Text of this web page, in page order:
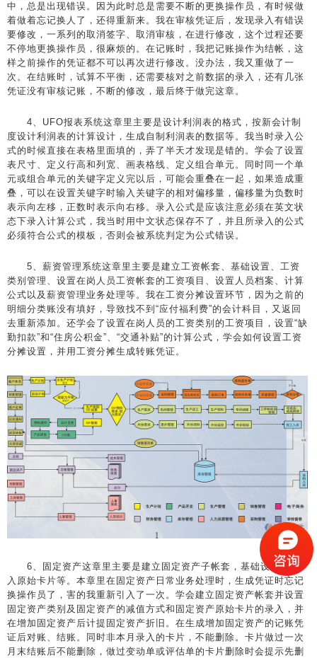
中，总是出现错误。因为此时总是需要不断的更换操作员，有时候做
着做着忘记换人了，还得重新来。我在审核凭证后，发现录入有错误
要修改，一系列的取消签字、取消审核，在进行修改，这个过程还要
不停地更换操作员，很麻烦的。在记账时，我把记账操作为结帐，这
样之前操作的凭证都不可以再次进行修改。没办法，我又重做了一
次。在结账时，试算不平衡，还需要核对之前数据的录入，还有几张
凭证没有审核记账，不断的修改，最后终于做完这章。
4、UFO报表系统这章里主要是设计利润表的格式，按新会计制
度设计利润表的计算设计，生成自制利润表的数据等。我当时录入公
式的时候直接在表格里面填的，弄了半天才发现是错的。学会了设置
表尺寸、定义行高和列宽、画表格线、定义组合单元。同时同一个单
元或组合单元的关键字定义完以后，可能会重叠在一起，如果造成重
叠，可以在设置关键字时输入关键字的相对偏移量，偏移量为负数时
表示向左移，正数时表示向右移。录入公式是应该注意必须在英文状
态下录入计算公式，我当时用中文状态保存不了，并且所录入的公式
必须符合公式的模板，否则会被系统判定为公式错误。
5、薪资管理系统这章里主要是建立工资帐套、基础设置、工资
类别管理、设置在岗人员工资帐套的工资项目、设置人员档案、计算
公式以及薪资管理业务处理等。我在工资分摊设置环节，因为之前的
明细分类账没有填好，导致找不到“应付福利费”的会计科目，又返回
去重新添加。还学会了设置在岗人员的工资类别的工资项目，设置“缺
勤扣款”和“住房公积金”、“交通补贴”的计算公式，学会如何设置工资
分摊设置，并用工资分摊生成转账凭证。
6、固定资产这章里主要是建立固定资产子帐套，基础设置，录
入原始卡片等。本章里在固定资产日常业务处理时，生成凭证时忘记
换操作员了，害的我重新引入了一次。学会建立固定资产帐套并设置
固定资产类别及固定资产的减值方式和固定资产原始卡片的录入，并
在增加固定资产后计提固定资产折旧。在生成增加固定资产的记账凭
证后对账、结账。同时非本月录入的卡片，不能删除。卡片做过一次
月末结账后不能删除，做过变动单或评估单的卡片删除时会提示先删